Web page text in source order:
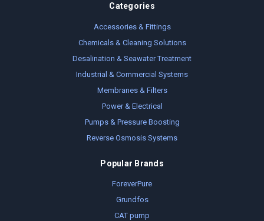
Categories
Accessories & Fittings
Chemicals & Cleaning Solutions
Desalination & Seawater Treatment
Industrial & Commercial Systems
Membranes & Filters
Power & Electrical
Pumps & Pressure Boosting
Reverse Osmosis Systems
Popular Brands
ForeverPure
Grundfos
CAT pump